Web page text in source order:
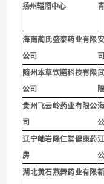
扬州辐照中心
海南蔺氏盛泰药业有限
公司
司
随州本草饮膳科技有限
公司
贵州飞云岭药业有限公
司
辽宁岫岩隆仁堂健康药
房
湖北黄石燕舞药业有限